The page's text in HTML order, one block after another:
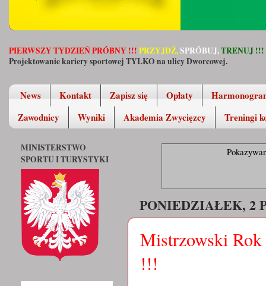
PIERWSZY TYDZIEŃ PRÓBNY !!! PRZYJDŹ,SPRÓBUJ,TRENUJ !!!
Projektowanie kariery sportowej TYLKO na ulicy Dworcowej.
News Kontakt Zapisz się Opłaty
Zawodnicy
Wyniki Akademia Zwycięzcy Treningi
PONIEDZIAŁEK, 2
Mistrzowski
!!!
MINISTERSTWO
SPORTU I TURYSTYKI